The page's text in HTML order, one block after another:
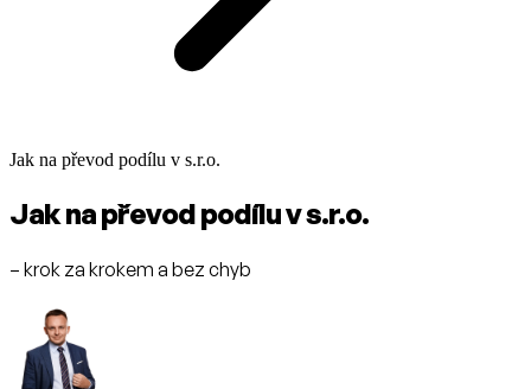
Jak na převod podílu v s.r.o.
Jak na převod podílu v s.r.o.
– krok za krokem a bez chyb